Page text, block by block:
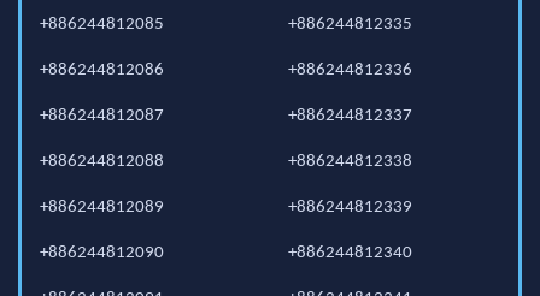
+886244812085
+886244812086
+886244812087
+886244812088
+886244812089
+886244812090
+886244812335
+886244812336
+886244812337
+886244812338
+886244812339
+886244812340